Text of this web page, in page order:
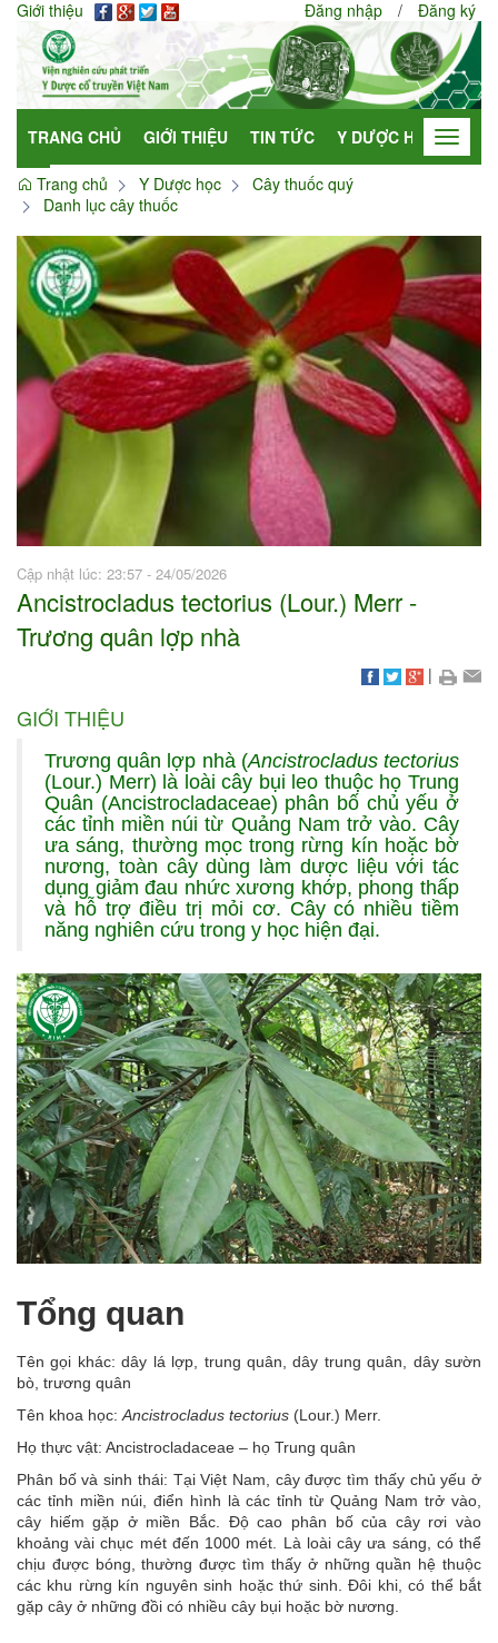
Giới thiệu Đăng nhập / Đăng ký
TRANG CHỦ GIỚI THIỆU TIN TỨC Y DƯỢC HỌC Toggle
Trang chủ
Y Dược học
Cây thuốc quý
Danh lục cây thuốc
Cập nhật lúc: 23:57 - 24/05/2026
Ancistrocladus tectorius (Lour.) Merr -
Trương quân lợp nhà
|
GIỚI THIỆU
Trương quân lợp nhà (Ancistrocladus tectorius
(Lour.) Merr) là loài cây bụi leo thuộc họ Trung
Quân (Ancistrocladaceae) phân bố chủ yếu ở
các tỉnh miền núi từ Quảng Nam trở vào. Cây
ưa sáng, thường mọc trong rừng kín hoặc bờ
nương, toàn cây dùng làm dược liệu với tác
dụng giảm đau nhức xương khớp, phong thấp
và hỗ trợ điều trị mỏi cơ. Cây có nhiều tiềm
năng nghiên cứu trong y học hiện đại.
Tổng quan
Tên gọi khác: dây lá lợp, trung quân, dây trung quân, dây sườn
bò, trương quân
Tên khoa học:Ancistrocladus tectorius (Lour.) Merr.
Họ thực vật: Ancistrocladaceae – họ Trung quân
Phân bố và sinh thái: Tại Việt Nam, cây được tìm thấy chủ yếu ở
các tỉnh miền núi, điển hình là các tỉnh từ Quảng Nam trở vào,
cây hiếm gặp ở miền Bắc. Độ cao phân bố của cây rơi vào
khoảng vài chục mét đến 1000 mét. Là loài cây ưa sáng, có thể
chịu được bóng, thường được tìm thấy ở những quần hệ thuộc
các khu rừng kín nguyên sinh hoặc thứ sinh. Đôi khi, có thể bắt
gặp cây ở những đồi có nhiều cây bụi hoặc bờ nương.